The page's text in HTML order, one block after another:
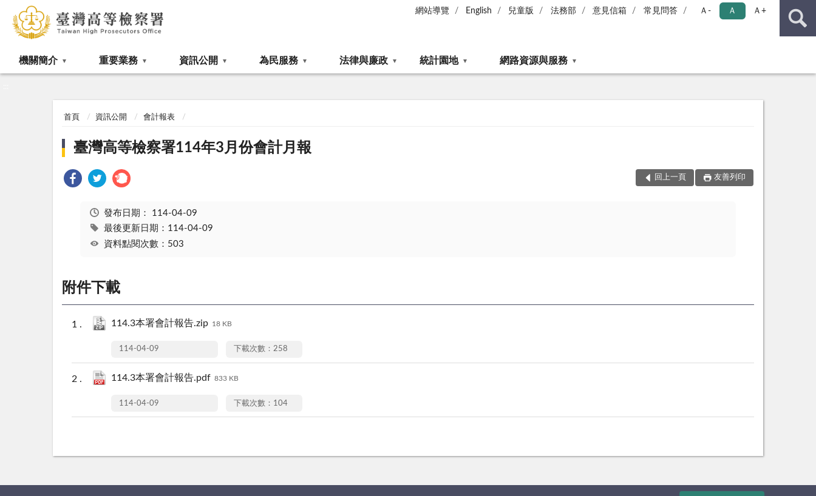
網站導覽 English 兒童版 法務部 意見信箱 常見問答 Ａ- Ａ Ａ+
機關簡介 重要業務 資訊公開 為民服務 法律與廉政 統計園地 網路資源與服務
首頁 資訊公開 會計報表
臺灣高等檢察署114年3月份會計月報
回上一頁 友善列印
發布日期： 114-04-09
最後更新日期：114-04-09
資料點閱次數：503
附件下載
114.3本署會計報告.zip 18 KB
114-04-09 下載次數：258
114.3本署會計報告.pdf 833 KB
114-04-09 下載次數：104